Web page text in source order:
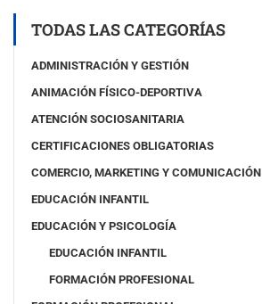
p
i
)
TODAS LAS CATEGORÍAS
ADMINISTRACIÓN Y GESTIÓN
ANIMACIÓN FÍSICO-DEPORTIVA
ATENCIÓN SOCIOSANITARIA
CERTIFICACIONES OBLIGATORIAS
COMERCIO, MARKETING Y COMUNICACIÓN
EDUCACIÓN INFANTIL
EDUCACIÓN Y PSICOLOGÍA
EDUCACIÓN INFANTIL
FORMACIÓN PROFESIONAL